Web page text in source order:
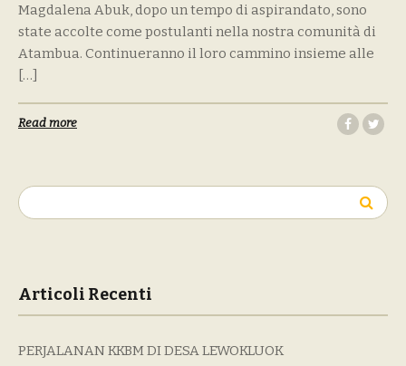
Magdalena Abuk, dopo un tempo di aspirandato, sono
state accolte come postulanti nella nostra comunità di
Atambua. Continueranno il loro cammino insieme alle
[…]
Read more
Ricerca
per:
Articoli Recenti
PERJALANAN KKBM DI DESA LEWOKLUOK